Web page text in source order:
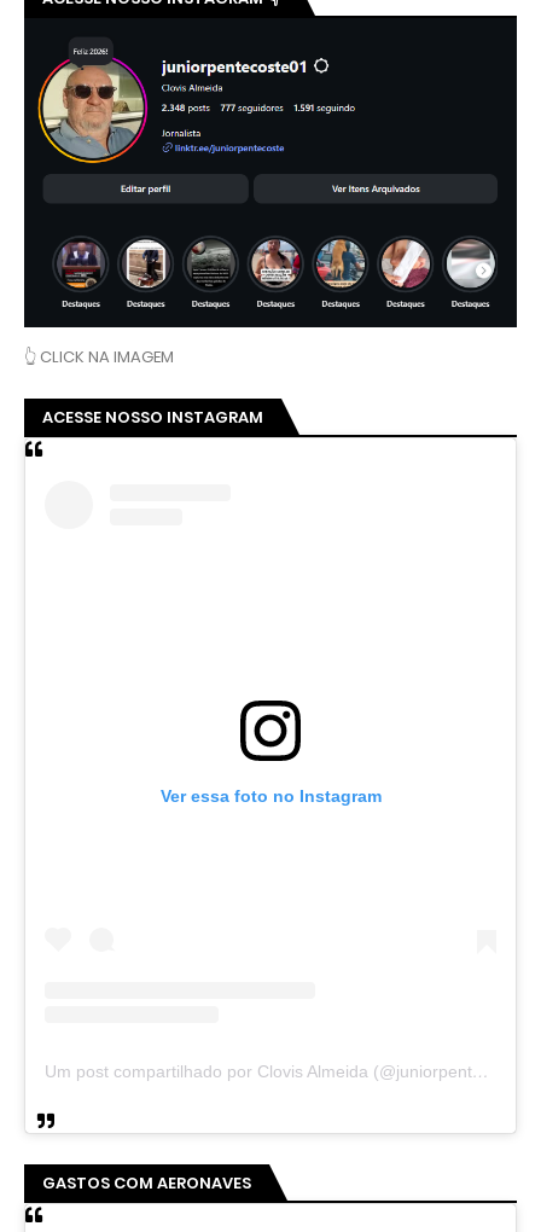
👆 CLICK NA IMAGEM
ACESSE NOSSO INSTAGRAM
Ver essa foto no Instagram
Um post compartilhado por Clovis Almeida (@juniorpentecoste01)
GASTOS COM AERONAVES